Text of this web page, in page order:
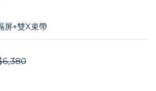
屏+雙X束帶